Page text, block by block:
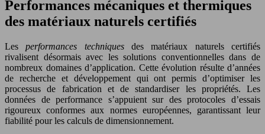
Performances mécaniques et thermiques
des matériaux naturels certifiés
Lesperformances techniquesdes matériaux naturels certifiés
rivalisent désormais avec les solutions conventionnelles dans de
nombreux domaines d’application. Cette évolution résulte d’années
de recherche et développement qui ont permis d’optimiser les
processus de fabrication et de standardiser les propriétés. Les
données de performance s’appuient sur des protocoles d’essais
rigoureux conformes aux normes européennes, garantissant leur
fiabilité pour les calculs de dimensionnement.